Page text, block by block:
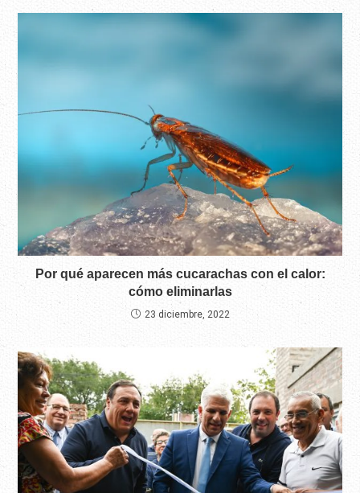
Por qué aparecen más cucarachas con el calor:
cómo eliminarlas
23 diciembre, 2022